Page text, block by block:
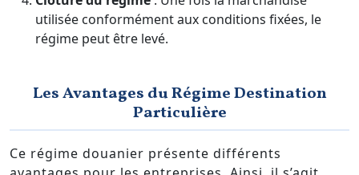
utilisée conformément aux conditions fixées, le
régime peut être levé.
Les Avantages du Régime Destination
Particulière
Ce régime douanier présente différents